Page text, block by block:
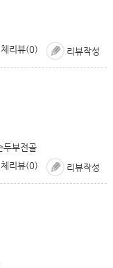
리뷰작성
리뷰(0)
두부전골
리뷰작성
리뷰(0)